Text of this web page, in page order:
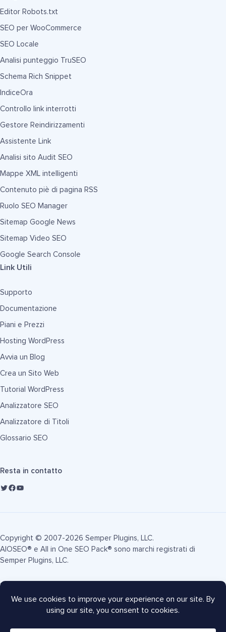
Editor Robots.txt
SEO per WooCommerce
SEO Locale
Analisi punteggio TruSEO
Schema Rich Snippet
IndiceOra
Controllo link interrotti
Gestore Reindirizzamenti
Assistente Link
Analisi sito Audit SEO
Mappe XML intelligenti
Contenuto piè di pagina RSS
Ruolo SEO Manager
Sitemap Google News
Sitemap Video SEO
Google Search Console
Link Utili
Supporto
Documentazione
Piani e Prezzi
Hosting WordPress
Avvia un Blog
Crea un Sito Web
Tutorial WordPress
Analizzatore SEO
Analizzatore di Titoli
Glossario SEO
Resta in contatto
Copyright © 2007-2026 Semper Plugins, LLC.
AIOSEO® e All in One SEO Pack® sono marchi registrati di
Semper Plugins, LLC.
Termini di Servizio
Mappa del sito
Coupon AIOSEO